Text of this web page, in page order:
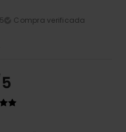
Compra verificada